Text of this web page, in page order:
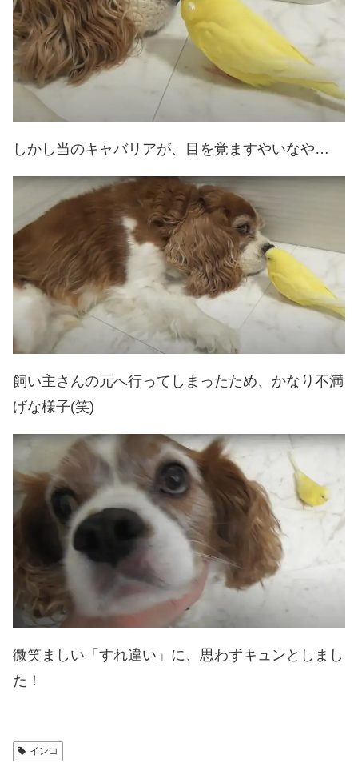
しかし当のキャバリアが、目を覚ますやいなや…
飼い主さんの元へ行ってしまったため、かなり不満
げな様子(笑)
微笑ましい「すれ違い」に、思わずキュンとしまし
た！
インコ